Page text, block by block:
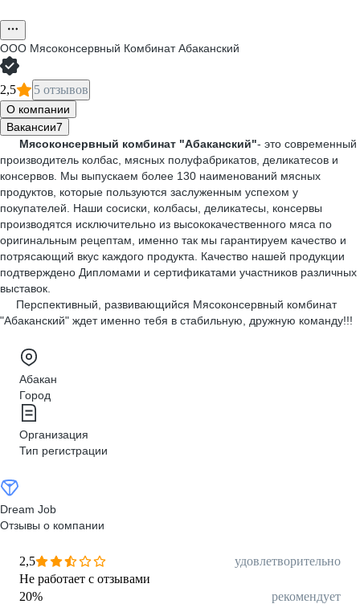
ООО Мясоконсервный Комбинат Абаканский
2,5 5 отзывов
О компании
Вакансии7
Мясоконсервный комбинат "Абаканский"- это современный
производитель колбас, мясных полуфабрикатов, деликатесов и
консервов. Мы выпускаем более 130 наименований мясных
продуктов, которые пользуются заслуженным успехом у
покупателей. Наши сосиски, колбасы, деликатесы, консервы
производятся исключительно из высококачественного мяса по
оригинальным рецептам, именно так мы гарантируем качество и
потрясающий вкус каждого продукта. Качество нашей продукции
подтверждено Дипломами и сертификатами участников различных
выставок.
Перспективный, развивающийся Мясоконсервный комбинат
"Абаканский" ждет именно тебя в стабильную, дружную команду!!!
Абакан
Город
Организация
Тип регистрации
Dream Job
Отзывы о компании
2,5
удовлетворительно
Не работает с отзывами
20% рекомендует